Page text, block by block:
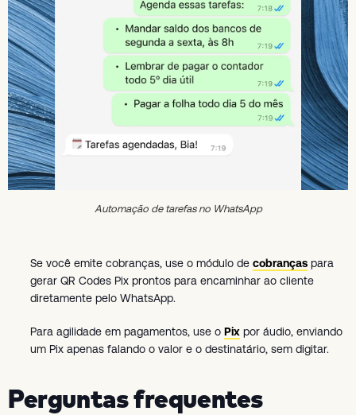
Automação de tarefas no WhatsApp
Se você emite cobranças, use o módulo de cobranças para
gerar QR Codes Pix prontos para encaminhar ao cliente
diretamente pelo WhatsApp.
Para agilidade em pagamentos, use o Pix por áudio, enviando
um Pix apenas falando o valor e o destinatário, sem digitar.
Perguntas frequentes